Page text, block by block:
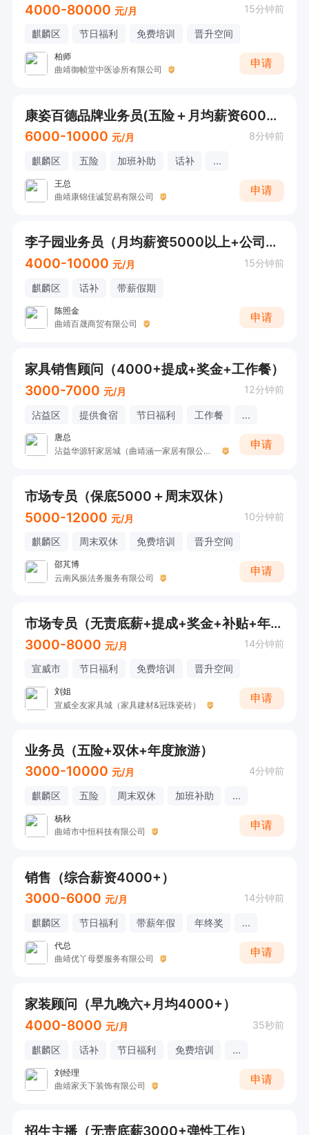
4000-80000 元/月 15分钟前
麒麟区 节日福利 免费培训 晋升空间
柏师
曲靖御帧堂中医诊所有限公司
申请
康姿百德品牌业务员(五险＋月均薪资6000以上 年终奖 年度旅游）
6000-10000 元/月 8分钟前
麒麟区 五险 加班补助 话补 ...
王总
曲靖康锦佳诚贸易有限公司
申请
李子园业务员（月均薪资5000以上+公司福利）
4000-10000 元/月 15分钟前
麒麟区 话补 带薪假期
陈照金
曲靖百晟商贸有限公司
申请
家具销售顾问（4000+提成+奖金+工作餐）
3000-7000 元/月 12分钟前
沾益区 提供食宿 节日福利 工作餐 ...
唐总
沾益华源轩家居城（曲靖涵一家居有限公司）
申请
市场专员（保底5000＋周末双休）
5000-12000 元/月 10分钟前
麒麟区 周末双休 免费培训 晋升空间
邵芃博
云南风振法务服务有限公司
申请
市场专员（无责底薪+提成+奖金+补贴+年终福利）
3000-8000 元/月 14分钟前
宣威市 节日福利 免费培训 晋升空间
刘姐
宣威全友家具城（家具建材&冠珠瓷砖）
申请
业务员（五险+双休+年度旅游）
3000-10000 元/月 4分钟前
麒麟区 五险 周末双休 加班补助 ...
杨秋
曲靖市中恒科技有限公司
申请
销售（综合薪资4000+）
3000-6000 元/月 14分钟前
麒麟区 节日福利 带薪年假 年终奖 ...
代总
曲靖优丫母婴服务有限公司
申请
家装顾问（早九晚六+月均4000+）
4000-8000 元/月 35秒前
麒麟区 话补 节日福利 免费培训 ...
刘经理
曲靖家天下装饰有限公司
申请
招生主播（无责底薪3000+弹性工作）